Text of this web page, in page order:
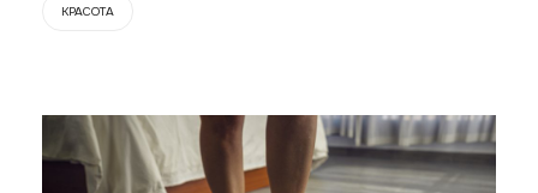
КРАСОТА